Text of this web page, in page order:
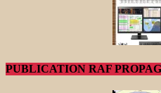
PUBLICATION RAF